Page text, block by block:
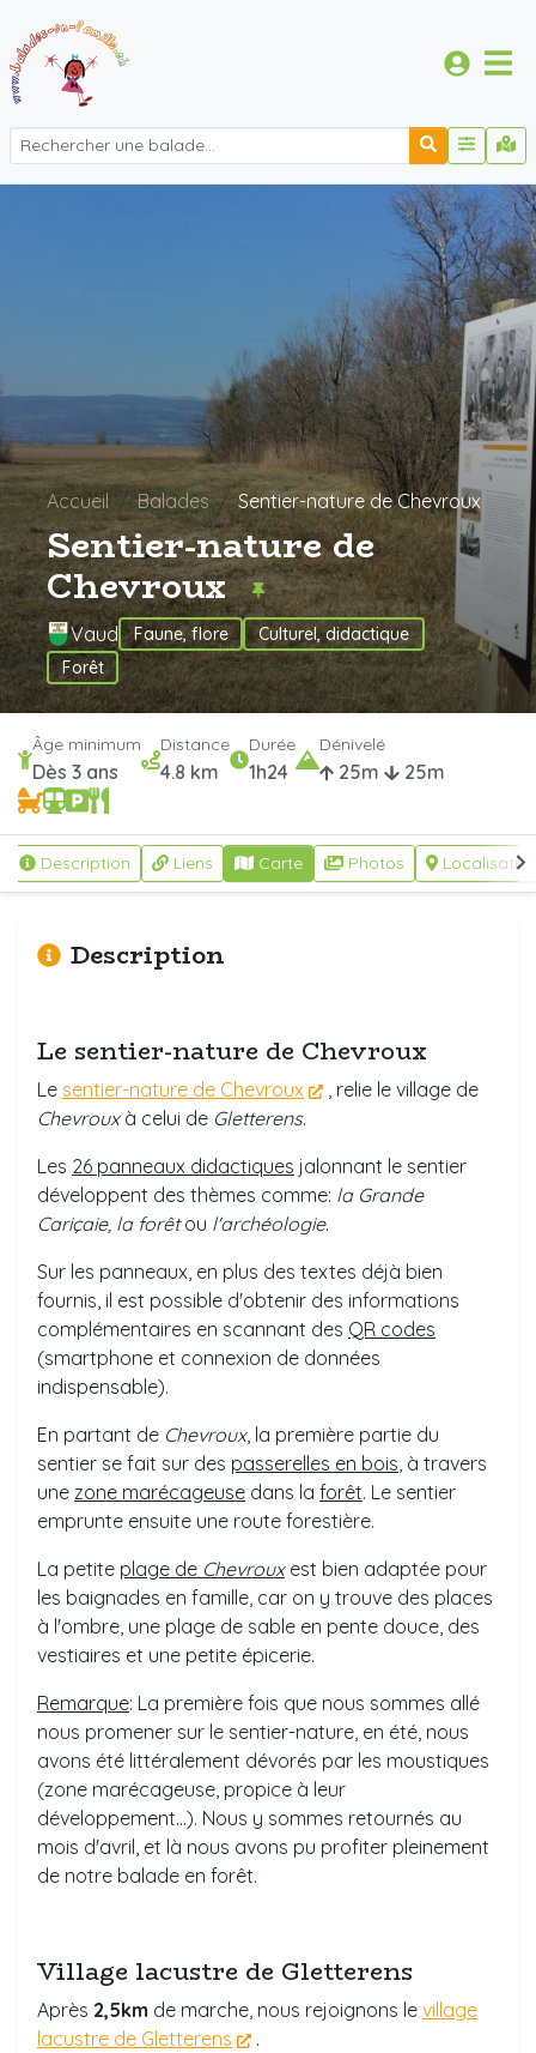
Accueil Balades Sentier-nature de Chevroux
Sentier-nature de
Chevroux
Vaud Faune, flore
Culturel, didactique
Forêt
Âge minimum
Dès 3 ans
Distance
4.8 km
Durée
1h24
Dénivelé
25m 25m
Description Liens Carte Photos
Description
Le sentier-nature de Chevroux
Le sentier-nature de Chevroux
, relie le village de
Chevroux à celui de Gletterens.
Les 26 panneaux didactiques jalonnant le sentier
développent des thèmes comme: la Grande
Cariçaie, la forêtou l'archéologie.
Sur les panneaux, en plus des textes déjà bien
fournis, il est possible d'obtenir des informations
complémentaires en scannant des QR codes
(smartphone et connexion de données
indispensable).
En partant de Chevroux, la première partie du
sentier se fait sur des passerelles en bois, à travers
une zone marécageuse dans la forêt. Le sentier
emprunte ensuite une route forestière.
La petite plage de Chevroux est bien adaptée pour
les baignades en famille, car on y trouve des places
à l'ombre, une plage de sable en pente douce, des
vestiaires et une petite épicerie.
Remarque: La première fois que nous sommes allé
nous promener sur le sentier-nature, en été, nous
avons été littéralement dévorés par les moustiques
(zone marécageuse, propice à leur
développement...). Nous y sommes retournés au
mois d'avril, et là nous avons pu profiter pleinement
de notre balade en forêt.
Village lacustre de Gletterens
Après 2,5km de marche, nous rejoignons le village
lacustre de Gletterens
.